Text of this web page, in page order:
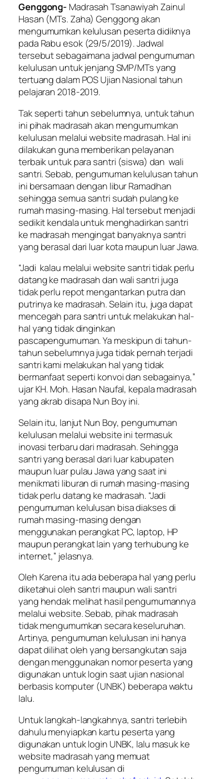
Genggong- Madrasah Tsanawiyah Zainul
Hasan (MTs. Zaha) Genggong akan
mengumumkan kelulusan peserta didiknya
pada Rabu esok (29/5/2019). Jadwal
tersebut sebagaimana jadwal pengumuman
kelulusan untuk jenjang SMP/MTs yang
tertuang dalam POS Ujian Nasional tahun
pelajaran 2018-2019.
Tak seperti tahun sebelumnya, untuk tahun
ini pihak madrasah akan mengumumkan
kelulusan melalui website madrasah. Hal ini
dilakukan guna memberikan pelayanan
terbaik untuk para santri (siswa) dan wali
santri. Sebab, pengumuman kelulusan tahun
ini bersamaan dengan libur Ramadhan
sehingga semua santri sudah pulang ke
rumah masing-masing. Hal tersebut menjadi
sedikit kendala untuk menghadirkan santri
ke madrasah mengingat banyaknya santri
yang berasal dari luar kota maupun luar Jawa.
“Jadi kalau melalui website santri tidak perlu
datang ke madrasah dan wali santri juga
tidak perlu repot mengantarkan putra dan
putrinya ke madrasah. Selain itu, juga dapat
mencegah para santri untuk melakukan hal-
hal yang tidak dinginkan
pascapengumuman. Ya meskipun di tahun-
tahun sebelumnya juga tidak pernah terjadi
santri kami melakukan hal yang tidak
bermanfaat seperti konvoi dan sebagainya,”
ujar KH. Moh. Hasan Naufal, kepala madrasah
yang akrab disapa Nun Boy ini.
Selain itu, lanjut Nun Boy, pengumuman
kelulusan melalui website ini termasuk
inovasi terbaru dari madrasah. Sehingga
santri yang berasal dari luar kabupaten
maupun luar pulau Jawa yang saat ini
menikmati liburan di rumah masing-masing
tidak perlu datang ke madrasah. “Jadi
pengumuman kelulusan bisa diakses di
rumah masing-masing dengan
menggunakan perangkat PC, laptop, HP
maupun perangkat lain yang terhubung ke
internet,” jelasnya.
Oleh Karena itu ada beberapa hal yang perlu
diketahui oleh santri maupun wali santri
yang hendak melihat hasil pengumumannya
melalui website. Sebab, pihak madrasah
tidak mengumumkan secara keseluruhan.
Artinya, pengumuman kelulusan ini hanya
dapat dilihat oleh yang bersangkutan saja
dengan menggunakan nomor peserta yang
digunakan untuk login saat ujian nasional
berbasis komputer (UNBK) beberapa waktu
lalu.
Untuk langkah-langkahnya, santri terlebih
dahulu menyiapkan kartu peserta yang
digunakan untuk login UNBK, lalu masuk ke
website madrasah yang memuat
pengumuman kelulusan di